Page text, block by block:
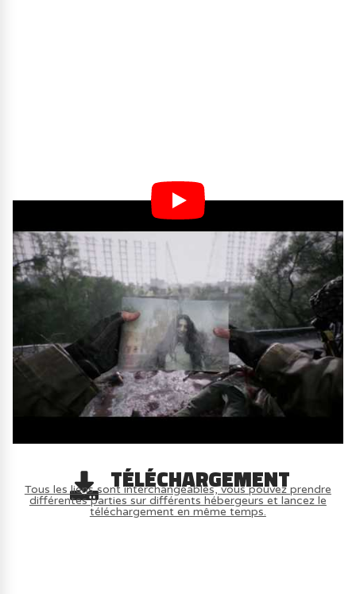
TÉLÉCHARGEMENT
Tous les liens sont interchangeables, vous pouvez prendre
différentes parties sur différents hébergeurs et lancez le
téléchargement en même temps.